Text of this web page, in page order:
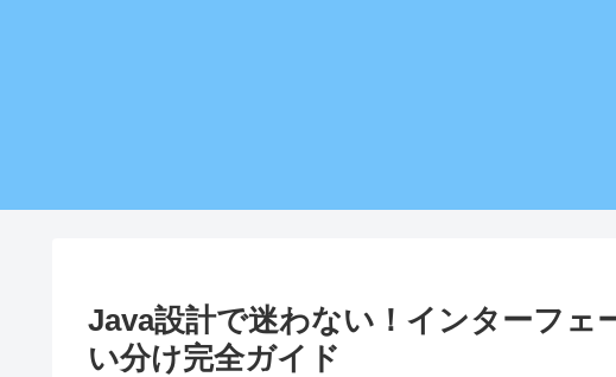
Java設計で迷わない！インターフェ
い分け完全ガイド